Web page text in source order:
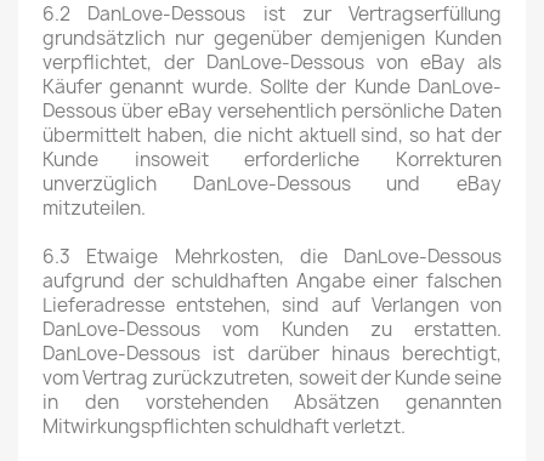
6.2 DanLove-Dessous ist zur Vertragserfüllung
grundsätzlich nur gegenüber demjenigen Kunden
verpflichtet, der DanLove-Dessous von eBay als
Käufer genannt wurde. Sollte der Kunde DanLove-
Dessous über eBay versehentlich persönliche Daten
übermittelt haben, die nicht aktuell sind, so hat der
Kunde insoweit erforderliche Korrekturen
unverzüglich DanLove-Dessous und eBay
mitzuteilen.
6.3 Etwaige Mehrkosten, die DanLove-Dessous
aufgrund der schuldhaften Angabe einer falschen
Lieferadresse entstehen, sind auf Verlangen von
DanLove-Dessous vom Kunden zu erstatten.
DanLove-Dessous ist darüber hinaus berechtigt,
vom Vertrag zurückzutreten, soweit der Kunde seine
in den vorstehenden Absätzen genannten
Mitwirkungspflichten schuldhaft verletzt.